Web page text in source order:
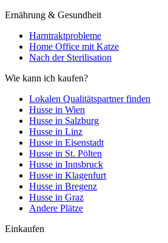
Ernährung & Gesundheit
Harntraktprobleme
Home Office mit Katze
Nach der Sterilisation
Wie kann ich kaufen?
Lokalen Qualitätspartner finden
Husse in Wien
Husse in Salzburg
Husse in Linz
Husse in Eisenstadt
Husse in St. Pölten
Husse in Innsbruck
Husse in Klagenfurt
Husse in Bregenz
Husse in Graz
Andere Plätze
Einkaufen